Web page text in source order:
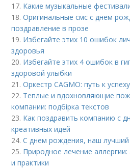
17. Какие музыкальные
18.Оригинальные смс с днем
поздравление в прозе
19. Избегайте этих 10 ошибок
здоровья
20. Избегайте этих 4 ошибок в
здоровой улыбки
21.Оркестр CAGMO: путь к
22. Теплые и вдохновляющие
компании: подбірка текстов
23. Как поздравить компанию с
креативных идей
24.С днем рождения, наш лучший
25. Природное лечение
и практики